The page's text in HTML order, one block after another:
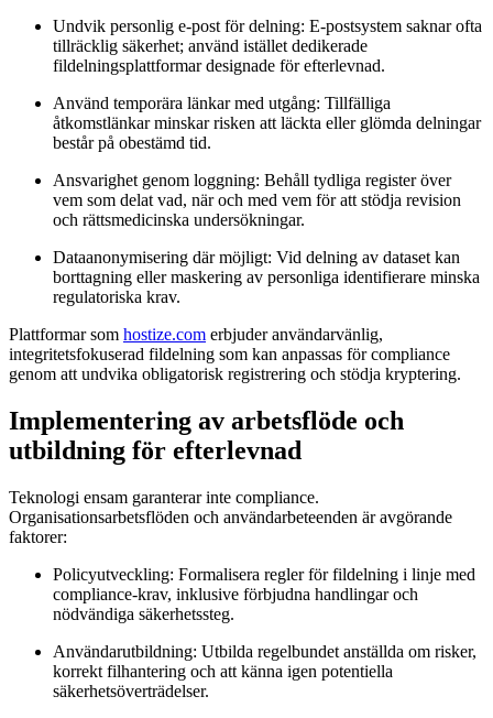
Undvik personlig e-post för delning: E-postsystem saknar ofta
tillräcklig säkerhet; använd istället dedikerade
fildelningsplattformar designade för efterlevnad.
Använd temporära länkar med utgång: Tillfälliga
åtkomstlänkar minskar risken att läckta eller glömda delningar
består på obestämd tid.
Ansvarighet genom loggning: Behåll tydliga register över
vem som delat vad, när och med vem för att stödja revision
och rättsmedicinska undersökningar.
Dataanonymisering där möjligt: Vid delning av dataset kan
borttagning eller maskering av personliga identifierare minska
regulatoriska krav.
Plattformar som hostize.com erbjuder användarvänlig,
integritetsfokuserad fildelning som kan anpassas för compliance
genom att undvika obligatorisk registrering och stödja kryptering.
Implementering av arbetsflöde och
utbildning för efterlevnad
Teknologi ensam garanterar inte compliance.
Organisationsarbetsflöden och användarbeteenden är avgörande
faktorer:
Policyutveckling: Formalisera regler för fildelning i linje med
compliance-krav, inklusive förbjudna handlingar och
nödvändiga säkerhetssteg.
Användarutbildning: Utbilda regelbundet anställda om risker,
korrekt filhantering och att känna igen potentiella
säkerhetsöverträdelser.